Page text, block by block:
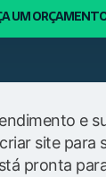
UM
e
site para
pronta